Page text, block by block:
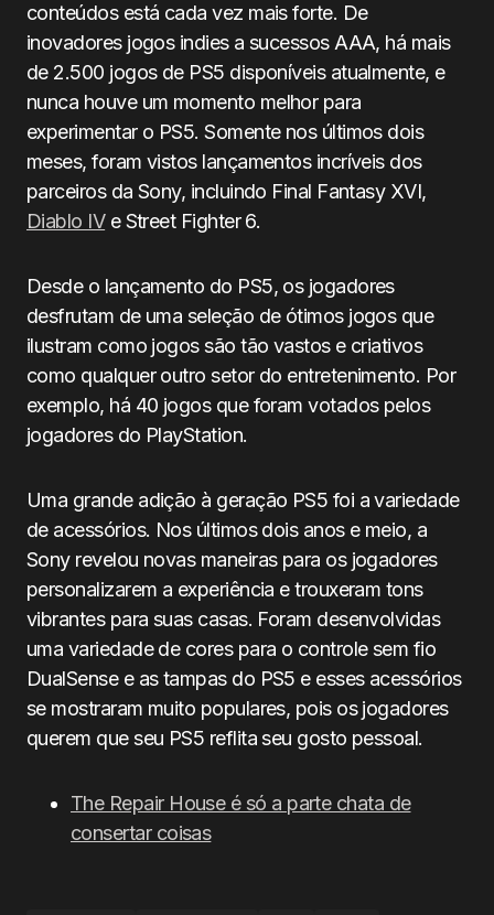
conteúdos está cada vez mais forte. De
inovadores jogos indies a sucessos AAA, há mais
de 2.500 jogos de PS5 disponíveis atualmente, e
nunca houve um momento melhor para
experimentar o PS5. Somente nos últimos dois
meses, foram vistos lançamentos incríveis dos
parceiros da Sony, incluindo Final Fantasy XVI,
Diablo IVe Street Fighter 6.
Desde o lançamento do PS5, os jogadores
desfrutam de uma seleção de ótimos jogos que
ilustram como jogos são tão vastos e criativos
como qualquer outro setor do entretenimento. Por
exemplo, há 40 jogos que foram votados pelos
jogadores do PlayStation.
Uma grande adição à geração PS5 foi a variedade
de acessórios. Nos últimos dois anos e meio, a
Sony revelou novas maneiras para os jogadores
personalizarem a experiência e trouxeram tons
vibrantes para suas casas. Foram desenvolvidas
uma variedade de cores para o controle sem fio
DualSense e as tampas do PS5 e esses acessórios
se mostraram muito populares, pois os jogadores
querem que seu PS5 reflita seu gosto pessoal.
The Repair House é só a parte chata de
consertar coisas